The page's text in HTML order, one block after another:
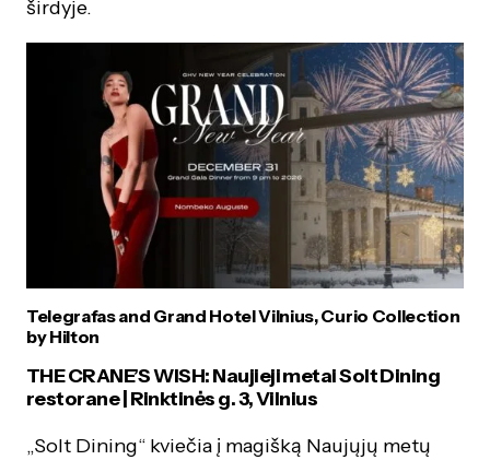
širdyje.
Telegrafas and Grand Hotel Vilnius, Curio Collection
by Hilton
THE CRANE’S WISH: Naujieji metai Solt Dining
restorane | Rinktinės g. 3, Vilnius
„Solt Dining“ kviečia į magišką Naujųjų metų